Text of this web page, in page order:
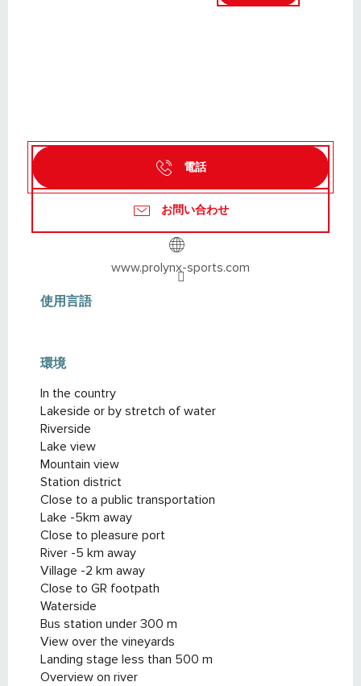
電話
お問い合わせ
www.prolynx-sports.com
使用言語
使用言語
環境
環境
In the country
Lakeside or by stretch of water
Riverside
Lake view
Mountain view
Station district
Close to a public transportation
Lake -5km away
Close to pleasure port
River -5 km away
Village -2 km away
Close to GR footpath
Waterside
Bus station under 300 m
View over the vineyards
Landing stage less than 500 m
Overview on river